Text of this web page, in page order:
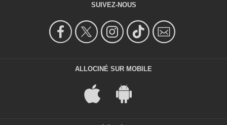
SUIVEZ-NOUS
ALLOCINÉ SUR MOBILE